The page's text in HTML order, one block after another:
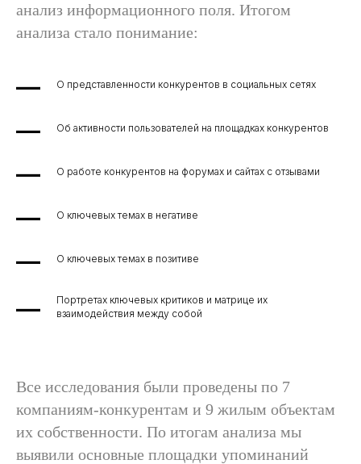
анализ информационного поля. Итогом
анализа стало понимание:
О представленности конкурентов в социальных сетях
Об активности пользователей на площадках конкурентов
О работе конкурентов на форумах и сайтах с отзывами
О ключевых темах в негативе
О ключевых темах в позитиве
Портретах ключевых критиков и матрице их
взаимодействия между собой
Все исследования были проведены по 7
компаниям-конкурентам и 9 жилым объектам
их собственности. По итогам анализа мы
выявили основные площадки упоминаний